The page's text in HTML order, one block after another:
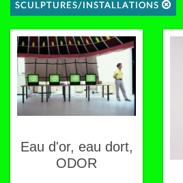
SCULPTURES/INSTALLATIONS
Eau d'or, eau dort,
ODOR